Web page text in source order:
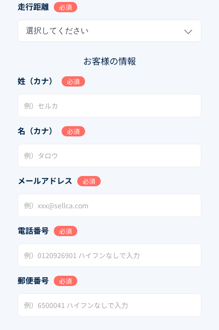
走行距離 必須
選択してください
お客様の情報
姓（カナ） 必須
名（カナ） 必須
メールアドレス 必須
電話番号 必須
郵便番号 必須